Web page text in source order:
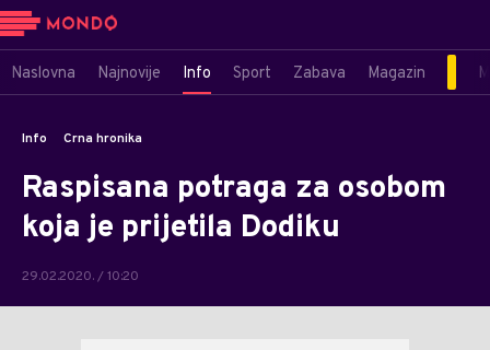
Naslovna Najnovije Info Sport Zabava Magazin
Info Crna hronika
Raspisana potraga za osobom
koja je prijetila Dodiku
29.02.2020. / 10:20